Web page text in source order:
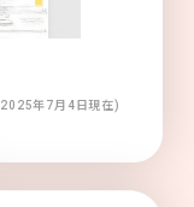
年7月4日現在)